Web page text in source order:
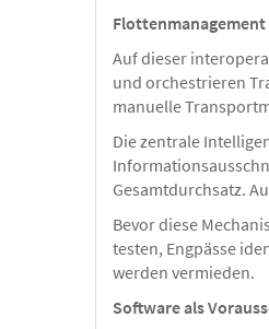
Auf dieser
und orchestrieren
manuelle
Die zentrale
Gesamtdurchsatz.
Bevor diese
testen, Engpässe
werden vermieden.
Software als